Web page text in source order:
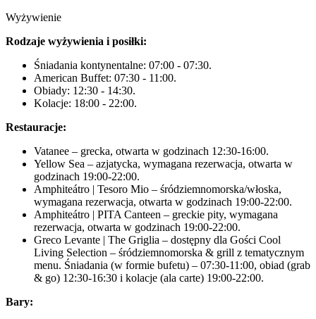
Wyżywienie
Rodzaje wyżywienia i posiłki:
Śniadania kontynentalne: 07:00 - 07:30.
American Buffet: 07:30 - 11:00.
Obiady: 12:30 - 14:30.
Kolacje: 18:00 - 22:00.
Restauracje:
Vatanee – grecka, otwarta w godzinach 12:30-16:00.
Yellow Sea – azjatycka, wymagana rezerwacja, otwarta w
godzinach 19:00-22:00.
Amphiteátro | Tesoro Mio – śródziemnomorska/włoska,
wymagana rezerwacja, otwarta w godzinach 19:00-22:00.
Amphiteátro | PITA Canteen – greckie pity, wymagana
rezerwacja, otwarta w godzinach 19:00-22:00.
Greco Levante | The Griglia – dostępny dla Gości Cool
Living Selection – śródziemnomorska & grill z tematycznym
menu. Śniadania (w formie bufetu) – 07:30-11:00, obiad (grab
& go) 12:30-16:30 i kolacje (ala carte) 19:00-22:00.
Bary: